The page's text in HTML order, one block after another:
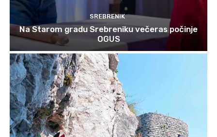
SREBRENIK
Na Starom gradu Srebreniku večeras počinje
OGUS